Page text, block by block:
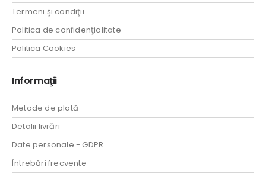
Termeni şi condiţii
Politica de confidenţialitate
Politica Cookies
Informaţii
Metode de plată
Detalii livrări
Date personale - GDPR
Întrebări frecvente